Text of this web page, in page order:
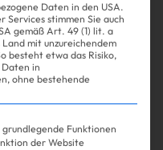
Daten in den USA.
Services stimmen Sie auch
gemäß Art. 49 (1) lit. a
Land mit unzureichendem
besteht etwa das Risiko,
Daten in
ohne bestehende
Gruppen, für die
grundlegende Funktionen
der Website